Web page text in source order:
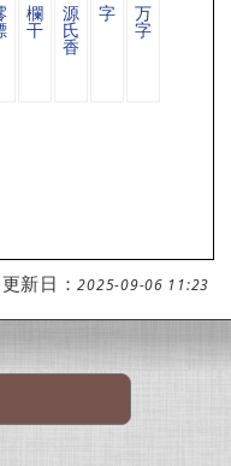
欄
干
源
氏
香
字 万
字
新日：2025-09-06 11:23